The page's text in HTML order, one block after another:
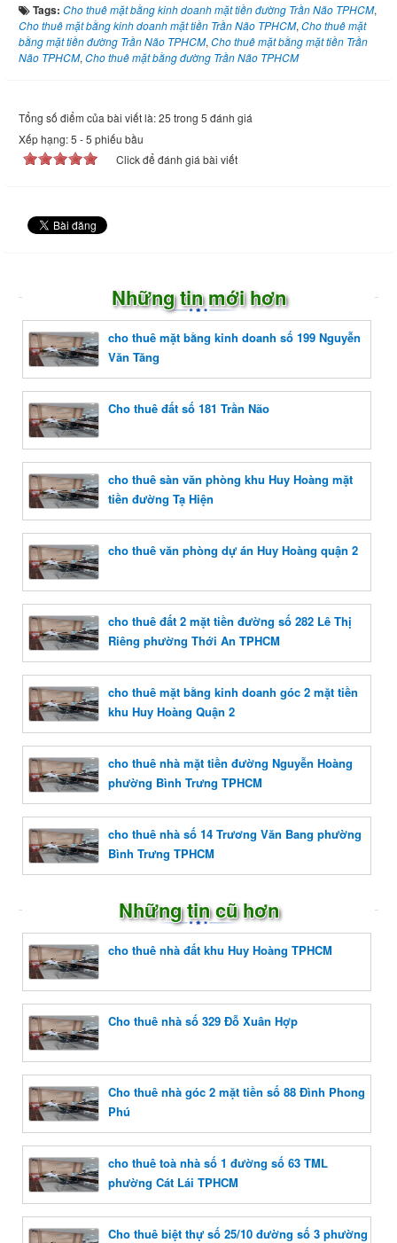
Tags: Cho thuê mặt bằng kinh doanh mặt tiền đường Trần Não TPHCM,
Cho thuê mặt bằng kinh doanh mặt tiền Trần Não TPHCM, Cho thuê mặt
bằng mặt tiền đường Trần Não TPHCM, Cho thuê mặt bằng mặt tiền Trần
Não TPHCM, Cho thuê mặt bằng đường Trần Não TPHCM
Tổng số điểm của bài viết là: 25 trong 5 đánh giá
Xếp hạng:5 -5 phiếu bầu
Click để đánh giá bài viết
Những tin mới hơn
cho thuê mặt bằng kinh doanh số 199 Nguyễn
Văn Tăng
Cho thuê đất số 181 Trần Não
cho thuê sàn văn phòng khu Huy Hoàng mặt
tiền đường Tạ Hiện
cho thuê văn phòng dự án Huy Hoàng quận 2
cho thuê đất 2 mặt tiền đường số 282 Lê Thị
Riêng phường Thới An TPHCM
cho thuê mặt bằng kinh doanh góc 2 mặt tiền
khu Huy Hoàng Quận 2
cho thuê nhà mặt tiền đường Nguyễn Hoàng
phường Bình Trưng TPHCM
cho thuê nhà số 14 Trương Văn Bang phường
Bình Trưng TPHCM
Những tin cũ hơn
cho thuê nhà đất khu Huy Hoàng TPHCM
Cho thuê nhà số 329 Đỗ Xuân Hợp
Cho thuê nhà góc 2 mặt tiền số 88 Đình Phong
Phú
cho thuê toà nhà số 1 đường số 63 TML
phường Cát Lái TPHCM
Cho thuê biệt thự số 25/10 đường số 3 phường